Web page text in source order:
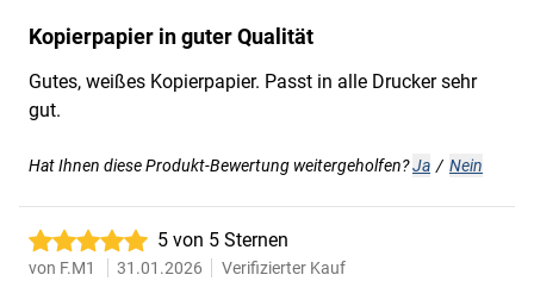
Kopierpapier in guter Qualität
Gutes, weißes Kopierpapier. Passt in alle Drucker sehr
gut.
Hat Ihnen diese Produkt-Bewertung weitergeholfen?Ja / Nein
5 von 5 Sternen
von F.M1 31.01.2026 Verifizierter Kauf